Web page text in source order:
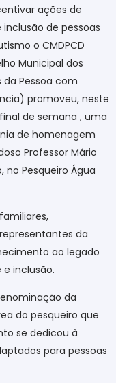
ações de
inclusão de pessoas
o CMDPCD
Municipal dos
da Pessoa com
promoveu, neste
de semana , uma
de homenagem
Professor Mário
no Pesqueiro Água
da
ao legado
inclusão.
da
do pesqueiro que
se dedicou à
para pessoas